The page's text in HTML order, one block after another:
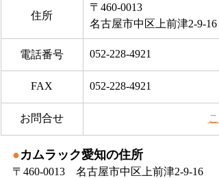
住所
〒460-0013
名古屋市中区上前津2-9-16
電話番号 052-228-4921
FAX 052-228-4921
お問合せ
●カムラック愛知の住所
〒460-0013　名古屋市中区上前津2-9-16